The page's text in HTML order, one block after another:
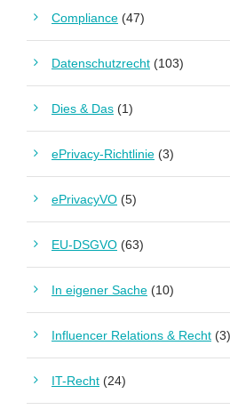
Compliance (47)
Datenschutzrecht (103)
Dies & Das (1)
ePrivacy-Richtlinie (3)
ePrivacyVO (5)
EU-DSGVO (63)
In eigener Sache (10)
Influencer Relations & Recht (3)
IT-Recht (24)